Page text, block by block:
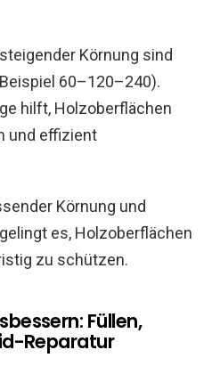
Körnung sind
60–120–240).
hilft, Holzoberflächen
und effizient
Körnung und
es, Holzoberflächen
zu schützen.
Füllen,
Reparatur